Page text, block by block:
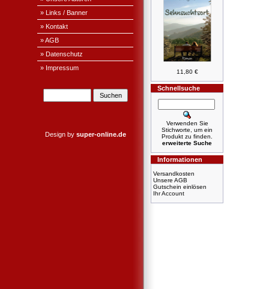
» Links / Banner
» Kontakt
» AGB
» Datenschutz
» Impressum
Design by super-online.de
11,80 €
Schnellsuche
Verwenden Sie
Stichworte, um ein
Produkt zu finden.
erweiterte Suche
Informationen
Versandkosten
Unsere AGB
Gutschein einlösen
Ihr Account